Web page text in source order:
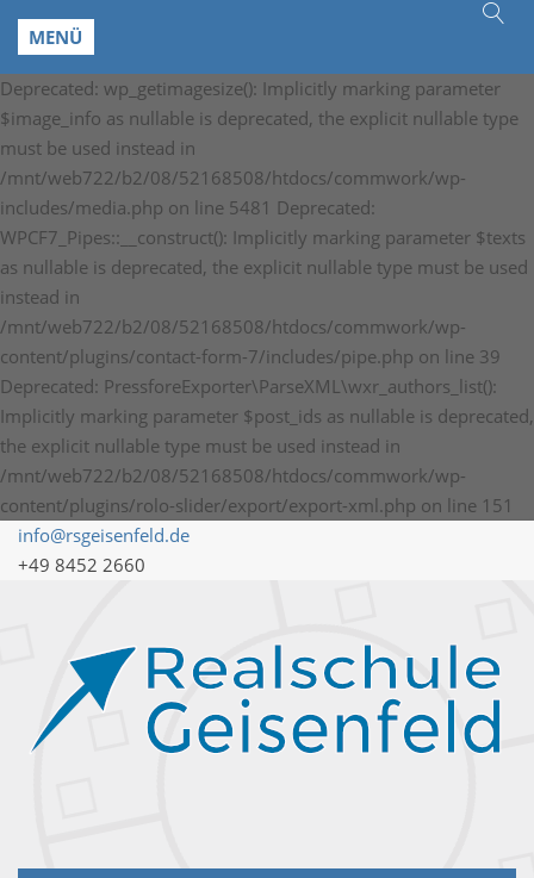
MENÜ
Deprecated: wp_getimagesize(): Implicitly marking parameter
$image_info as nullable is deprecated, the explicit nullable type
must be used instead in
/mnt/web722/b2/08/52168508/htdocs/commwork/wp-
includes/media.php on line 5481 Deprecated:
WPCF7_Pipes::__construct(): Implicitly marking parameter $texts
as nullable is deprecated, the explicit nullable type must be used
instead in
/mnt/web722/b2/08/52168508/htdocs/commwork/wp-
content/plugins/contact-form-7/includes/pipe.php on line 39
Deprecated: PressforeExporter\ParseXML\wxr_authors_list():
Implicitly marking parameter $post_ids as nullable is deprecated,
the explicit nullable type must be used instead in
/mnt/web722/b2/08/52168508/htdocs/commwork/wp-
content/plugins/rolo-slider/export/export-xml.php on line 151
info@rsgeisenfeld.de
+49 8452 2660